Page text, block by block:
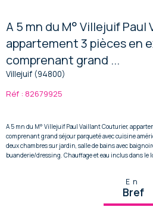
A 5 mn du M° Villejuif
appartement 3 pièces en
comprenant grand ...
Villejuif (94800)
Réf : 82679925
A 5 mn du M° Villejuif Paul Vaillant Couturier,
comprenant grand séjour parqueté avec cuisine
deux chambres sur jardin, salle de bains avec
buanderie/dressing. Chauffage et eau inclus dans le
En
Bref